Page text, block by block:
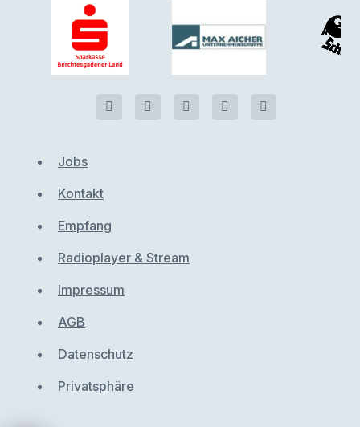
Jobs
Kontakt
Empfang
Radioplayer & Stream
Impressum
AGB
Datenschutz
Privatsphäre